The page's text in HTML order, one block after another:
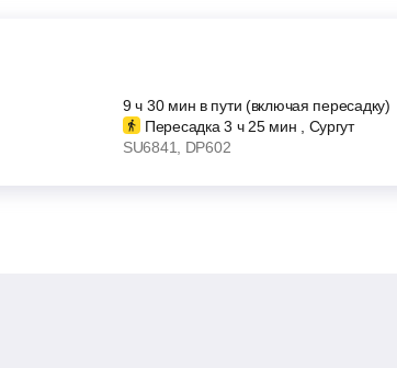
9ч 30 мин в пути (включая пересадку)
Пересадка 3 ч25 мин , Сургут
SU6841
, DP602